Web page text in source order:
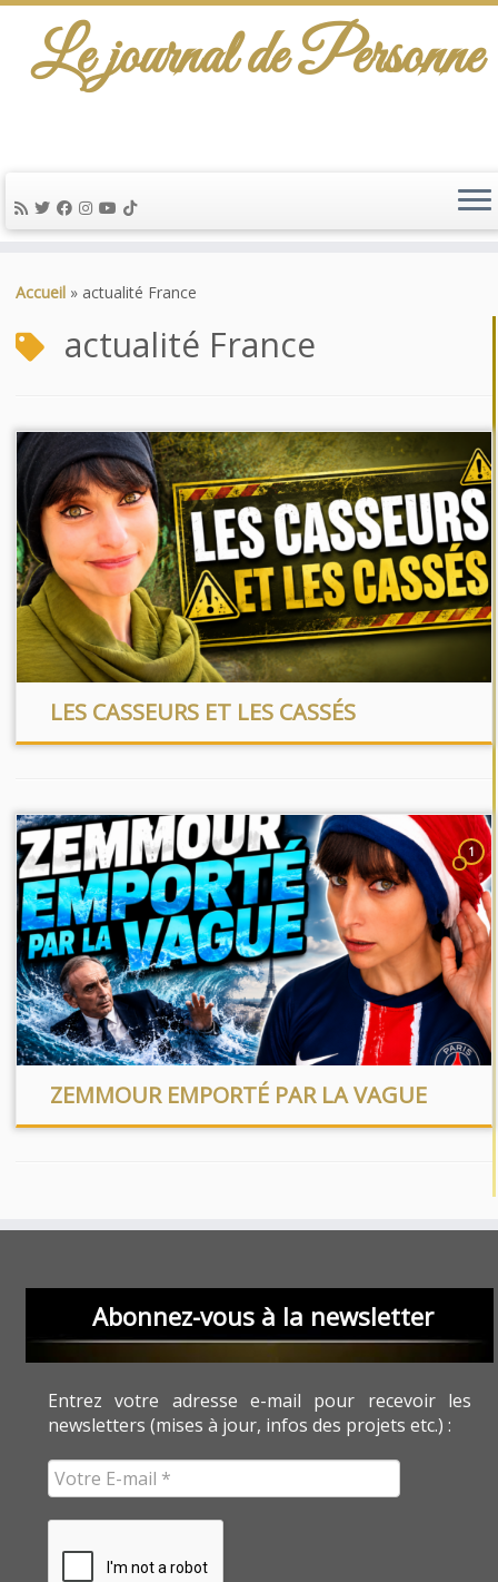
au
Le journal de Personne
Accueil » actualité France
actualité France
LES CASSEURS ET LES CASSÉS
1
ZEMMOUR EMPORTÉ PAR LA VAGUE
Abonnez-vous à la newsletter
Entrez votre adresse e-mail pour recevoir les
newsletters (mises à jour, infos des projets etc.) :